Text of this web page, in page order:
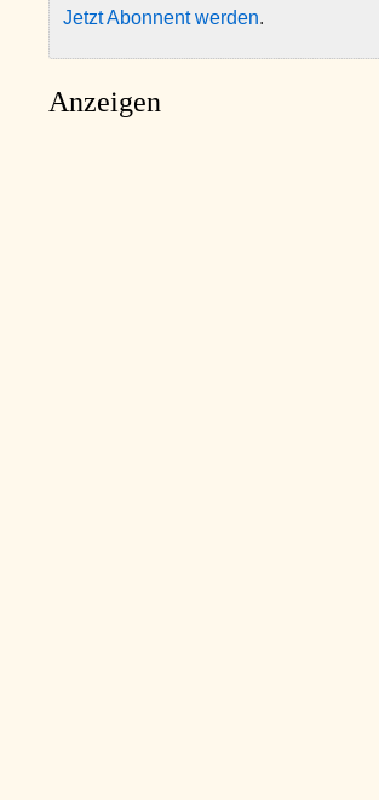
Jetzt Abonnent werden.
Anzeigen